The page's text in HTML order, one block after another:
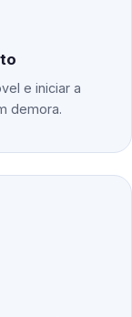
e iniciar a
demora.